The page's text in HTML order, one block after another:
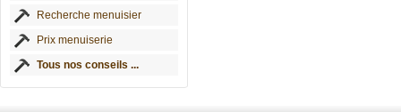
Recherche menuisier
Prix menuiserie
Tous nos conseils ...